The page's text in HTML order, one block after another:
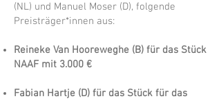
(NL) und Manuel Moser (D), folgende
Preisträger*innen aus:
Reineke Van Hooreweghe (B) für das Stück
NAAF mit 3.000 €
Fabian Hartje (D) für das Stück für das